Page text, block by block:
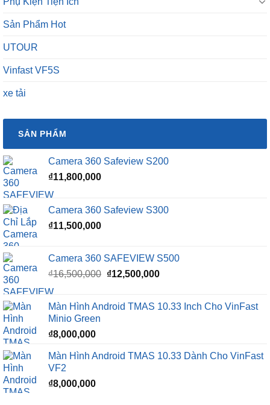
Sản Phẩm Hot
UTOUR
Vinfast VF5S
xe tải
SẢN PHẨM
Camera 360 Safeview S200
₫11,800,000
Camera 360 Safeview S300
₫11,500,000
Camera 360 SAFEVIEW S500
₫16,500,000 Giá
₫16,500,000.
₫12,500,000Giá
là:
Màn Hình Android TMAS 10.33 Inch Cho VinFast
Minio Green
₫8,000,000
Màn Hình Android TMAS 10.33 Dành Cho VinFast
VF2
₫8,000,000